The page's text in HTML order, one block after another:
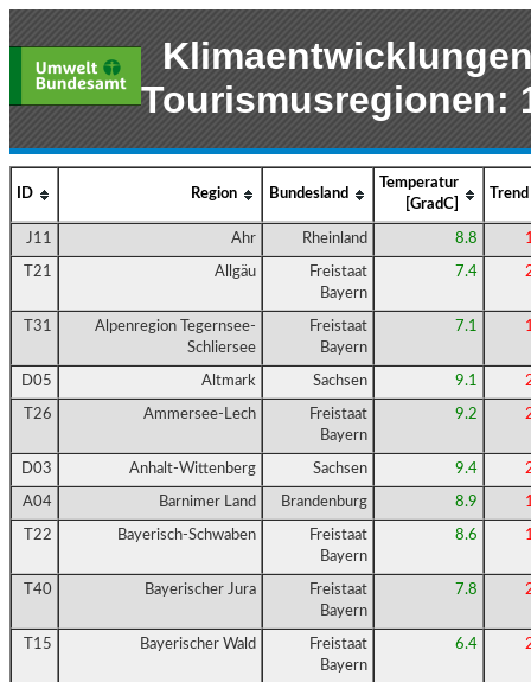
Tourismusregionen:
ID Region Bundesland
Temperatur
[GradC]
Trend
J11 Ahr Rheinland 8.8
T21 Allgäu
Freistaat
Bayern
7.4
T31
Alpenregion Tegernsee-
Schliersee
Freistaat
Bayern
7.1
D05 Altmark Sachsen 9.1
T26 Ammersee-Lech
Freistaat
Bayern
9.2
D03 Anhalt-Wittenberg Sachsen 9.4
A04 Barnimer Land Brandenburg 8.9
T22 Bayerisch-Schwaben
Freistaat
Bayern
8.6
T40 Bayerischer Jura
Freistaat
Bayern
7.8
T15 Bayerischer Wald
Freistaat
Bayern
6.4